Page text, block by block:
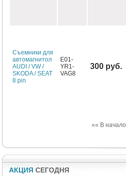
Съемники для
автомагнитол
AUDI / VW /
SKODA / SEAT
8 pin
E01-
YR1-
VAG8
300 руб.
«« В начало
АКЦИЯ СЕГОДНЯ